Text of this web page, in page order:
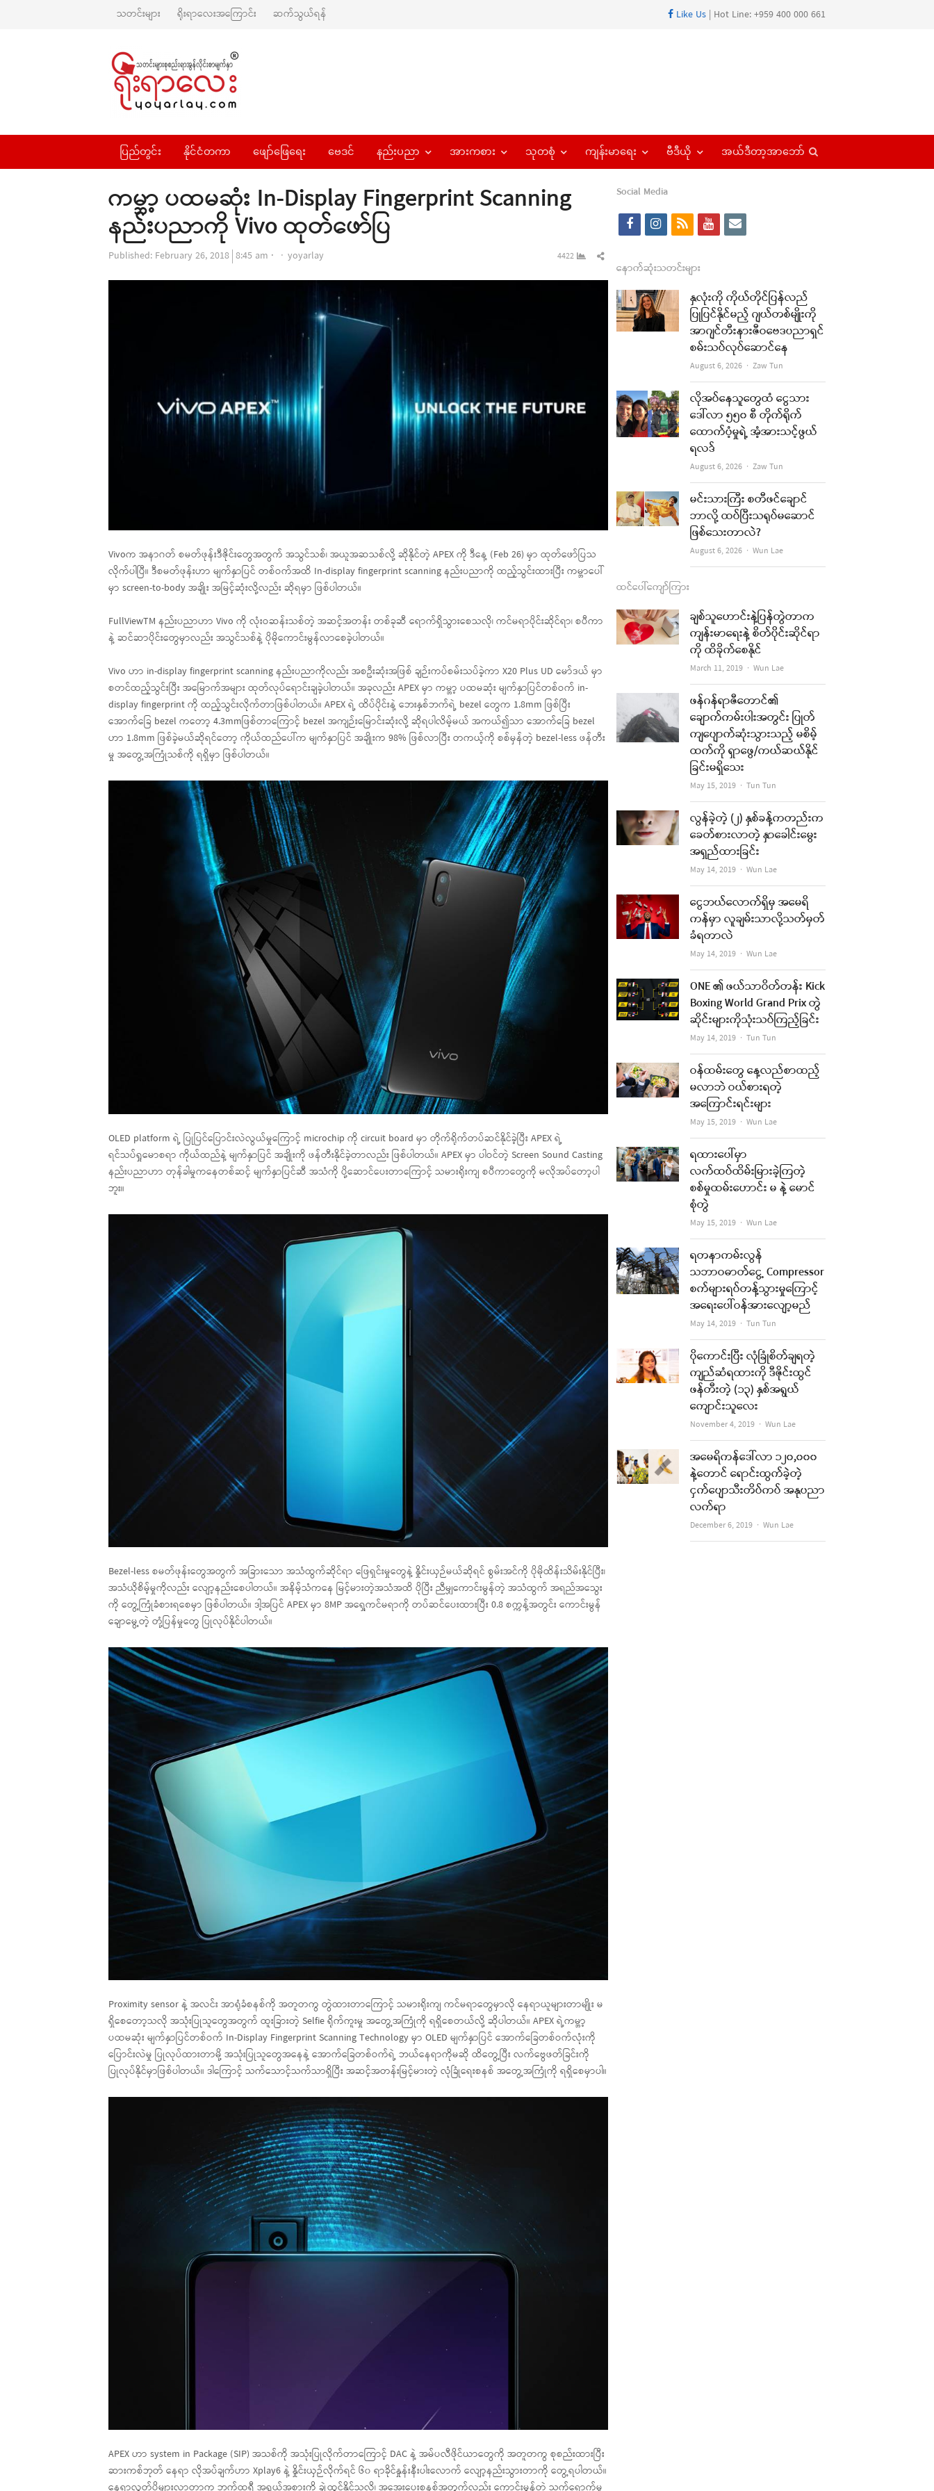
သတင်းများ ရိုးရာလေးအကြောင်း ဆက်သွယ်ရန် Like Us | Hot Line: +959 400 000 661
ပြည်တွင်း နိုင်ငံတကာ ဖျော်ဖြေရေး ဗေဒင် နည်းပညာ အားကစား သုတစုံ ကျန်းမာရေး ဗီဒီယို အယ်ဒီတာ့အာဘော်
ကမ္ဘာ့ ပထမဆုံး In-Display Fingerprint Scanning
နည်းပညာကို Vivo ထုတ်ဖော်ပြ
Published: February 26, 2018 8:45 am Author
yoyarlay 4422
Share
this
post
Vivoက အနာဂတ် စမတ်ဖုန်းဒီဇိုင်းတွေအတွက် အသွင်သစ်၊ အယူအဆသစ်လို့ ဆိုနိုင်တဲ့ APEX ကို ဒီနေ့ (Feb 26) မှာ ထုတ်ဖော်ပြသ
လိုက်ပါပြီ။ ဒီစမတ်ဖုန်းဟာ မျက်နှာပြင် တစ်ဝက်အထိ In-display fingerprint scanning နည်းပညာကို ထည့်သွင်းထားပြီး ကမ္ဘာပေါ်
မှာ screen-to-body အချိုး အမြင့်ဆုံးလို့လည်း ဆိုရမှာ ဖြစ်ပါတယ်။
FullViewTM နည်းပညာဟာ Vivo ကို လုံးဝဆန်းသစ်တဲ့ အဆင့်အတန်း တစ်ခုဆီ ရောက်ရှိသွားစေသလို၊ ကင်မရာပိုင်းဆိုင်ရာ၊ စပီကာ
နဲ့ ဆင်ဆာပိုင်းတွေမှာလည်း အသွင်သစ်နဲ့ ပိုမိုကောင်းမွန်လာစေခဲ့ပါတယ်။
Vivo ဟာ in-display fingerprint scanning နည်းပညာကိုလည်း အစဦးဆုံးအဖြစ် ချဉ်းကပ်စမ်းသပ်ခဲ့ကာ X20 Plus UD မော်ဒယ် မှာ
စတင်ထည့်သွင်းပြီး အမြောက်အများ ထုတ်လုပ်ရောင်းချခဲ့ပါတယ်။ အခုလည်း APEX မှာ ကမ္ဘာ့ ပထမဆုံး မျက်နှာပြင်တစ်ဝက် in-
display fingerprint ကို ထည့်သွင်းလိုက်တာဖြစ်ပါတယ်။ APEX ရဲ့ ထိပ်ပိုင်းနဲ့ ဘေးနှစ်ဘက်ရဲ့ bezel တွေက 1.8mm ဖြစ်ပြီး
အောက်ခြေ bezel ကတော့ 4.3mmဖြစ်တာကြောင့် bezel အကျဉ်းမြောင်းဆုံးလို့ ဆိုရပါလိမ့်မယ် အကယ်၍သာ အောက်ခြေ bezel
ဟာ 1.8mm ဖြစ်ခဲ့မယ်ဆိုရင်တော့ ကိုယ်ထည်ပေါ်က မျက်နှာပြင် အချိုးက 98% ဖြစ်လာပြီး တကယ့်ကို စစ်မှန်တဲ့ bezel-less ဖန်တီး
မှု အတွေ့အကြုံသစ်ကို ရရှိမှာ ဖြစ်ပါတယ်။
OLED platform ရဲ့ ပြုပြင်ပြောင်းလဲလွယ်မှုကြောင့် microchip ကို circuit board မှာ တိုက်ရိုက်တပ်ဆင်နိုင်ခဲ့ပြီး APEX ရဲ့
ရင်သပ်ရှုမောစရာ ကိုယ်ထည်နဲ့ မျက်နှာပြင် အချိုးကို ဖန်တီးနိုင်ခဲ့တာလည်း ဖြစ်ပါတယ်။ APEX မှာ ပါဝင်တဲ့ Screen Sound Casting
နည်းပညာဟာ တုန်ခါမှုကနေတစ်ဆင့် မျက်နှာပြင်ဆီ အသံကို ပို့ဆောင်ပေးတာကြောင့် သမားရိုးကျ စပီကာတွေကို မလိုအပ်တော့ပါ
ဘူး။
Bezel-less စမတ်ဖုန်းတွေအတွက် အခြားသော အသံထွက်ဆိုင်ရာ ဖြေရှင်းမှုတွေနဲ့ နှိုင်းယှဉ်မယ်ဆိုရင် စွမ်းအင်ကို ပိုမိုထိန်းသိမ်းနိုင်ပြီး၊
အသံယိုစိမ့်မှုကိုလည်း လျော့နည်းစေပါတယ်။ အနိမ့်သံကနေ မြင့်မားတဲ့အသံအထိ ပိုပြီး ညီမျှကောင်းမွန်တဲ့ အသံထွက် အရည်အသွေး
ကို တွေ့ကြုံခံစားရစေမှာ ဖြစ်ပါတယ်။ ဒါ့အပြင် APEX မှာ 8MP အရှေ့ကင်မရာကို တပ်ဆင်ပေးထားပြီး 0.8 စက္ကန့်အတွင်း ကောင်းမွန်
ချောမွေ့တဲ့ တုံ့ပြန်မှုတွေ ပြုလုပ်နိုင်ပါတယ်။
Proximity sensor နဲ့ အလင်း အာရုံခံစနစ်ကို အတူတကွ တွဲထားတာကြောင့် သမားရိုးကျ ကင်မရာတွေမှာလို နေရာယူများတာမျိုး မ
ရှိစေတော့သလို အသုံးပြုသူတွေအတွက် ထူးခြားတဲ့ Selfie ရိုက်ကူးမှု အတွေ့အကြုံကို ရရှိစေတယ်လို့ ဆိုပါတယ်။ APEX ရဲ့ကမ္ဘာ့
ပထမဆုံး မျက်နှာပြင်တစ်ဝက် In-Display Fingerprint Scanning Technology မှာ OLED မျက်နှာပြင် အောက်ခြေတစ်ဝက်လုံးကို
ပြောင်းလဲမှု ပြုလုပ်ထားတာမို့ အသုံးပြုသူတွေအနေနဲ့ အောက်ခြေတစ်ဝက်ရဲ့ ဘယ်နေရာကိုမဆို ထိတွေ့ပြီး လက်ဗွေဖတ်ခြင်းကို
ပြုလုပ်နိုင်မှာဖြစ်ပါတယ်။ ဒါကြောင့် သက်သောင့်သက်သာရှိပြီး အဆင့်အတန်းမြင့်မားတဲ့ လုံခြုံရေးစနစ် အတွေ့အကြုံကို ရရှိစေမှာပါ။
APEX ဟာ system in Package (SIP) အသစ်ကို အသုံးပြုလိုက်တာကြောင့် DAC နဲ့ အမ်ပလီဖိုင်ယာတွေကို အတူတကွ စုစည်းထားပြီး
ဆားကစ်ဘုတ် နေရာ လိုအပ်ချက်ဟာ Xplay6 နဲ့ နှိုင်းယှဉ်လိုက်ရင် ၆၀ ရာခိုင်နှုန်းနီးပါးလောက် လျော့နည်းသွားတာကို တွေ့ရပါတယ်။
Social Media
f
c
e
b
o
i
s
t
a
g
m
r
s
y
t
u
b
e
e
i
l
နောက်ဆုံးသတင်းများ
နှလုံးကို ကိုယ်တိုင်ပြန်လည်
ပြုပြင်နိုင်မည့် ဂျယ်တစ်မျိုးကို
အာဂျင်တီးနားဇီဝဗေဒပညာရှင်
စမ်းသပ်လုပ်ဆောင်နေ
August 6, 2026 Author
Zaw Tun
လိုအပ်နေသူတွေထံ ငွေသား
ဒေါ်လာ ၅၅၀ စီ တိုက်ရိုက်
ထောက်ပံ့မှုရဲ့ အံ့အားသင့်ဖွယ်
ရလဒ်
August 6, 2026 Author
Zaw Tun
မင်းသားကြီး စတီဖင်ချောင်
ဘာလို့ ထပ်ပြီးသရုပ်မဆောင်
ဖြစ်သေးတာလဲ?
August 6, 2026 Author
Wun Lae
ထင်ပေါ်ကျော်ကြား
ချစ်သူဟောင်းနဲ့ပြန်တွဲတာက
ကျန်းမာရေးနဲ့ စိတ်ပိုင်းဆိုင်ရာ
ကို ထိခိုက်စေနိုင်
March 11, 2019 Author
Wun Lae
ဖန်ဂန်ရာဇီတောင်၏
ချောက်ကမ်းပါးအတွင်း ပြုတ်
ကျပျောက်ဆုံးသွားသည့် မစိမ့်
ထက်ကို ရှာဖွေ/ကယ်ဆယ်နိုင်
ခြင်းမရှိသေး
May 15, 2019 Author
Tun Tun
လွန်ခဲ့တဲ့ (၂) နှစ်ခန့်ကတည်းက
ခေတ်စားလာတဲ့ နှာခေါင်းမွေး
အရှည်ထားခြင်း
May 14, 2019 Author
Wun Lae
ငွေဘယ်လောက်ရှိမှ အမေရိ
ကန်မှာ လူချမ်းသာလို့သတ်မှတ်
ခံရတာလဲ
May 14, 2019 Author
Wun Lae
ONE ၏ ဖယ်သာဝိတ်တန်း Kick
Boxing World Grand Prix တွဲ
ဆိုင်းများကိုသုံးသပ်ကြည့်ခြင်း
May 14, 2019 Author
Tun Tun
ဝန်ထမ်းတွေ နေ့လည်စာထည့်
မလာဘဲ ဝယ်စားရတဲ့
အကြောင်းရင်းများ
May 15, 2019 Author
Wun Lae
ရထားပေါ်မှာ
လက်ထပ်ထိမ်းမြားခဲ့ကြတဲ့
စစ်မှုထမ်းဟောင်း မ နဲ့ မောင်
စုံတွဲ
May 15, 2019 Author
Wun Lae
ရတနာကမ်းလွန်
သဘာဝဓာတ်ငွေ့ Compressor
စက်များရပ်တန့်သွားမှုကြောင့်
အရေးပေါ်ဝန်အားလျော့မည်
May 14, 2019 Author
Tun Tun
ပိုကောင်းပြီး လုံခြုံစိတ်ချရတဲ့
ကျည်ဆံရထားကို ဒီဇိုင်းထွင်
ဖန်တီးတဲ့ (၁၃) နှစ်အရွယ်
ကျောင်းသူလေး
November 4, 2019 Author
Wun Lae
အမေရိကန်ဒေါ်လာ ၁၂၀,၀၀၀
နဲ့တောင် ရောင်းထွက်ခဲ့တဲ့
ငှက်ပျောသီးတိပ်ကပ် အနုပညာ
လက်ရာ
December 6, 2019 Author
Wun Lae